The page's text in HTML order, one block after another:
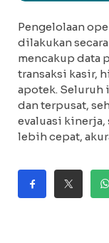
Pengelolaan
dilakukan
mencakup data
transaksi kasir,
apotek. Seluruh
dan terpusat,
evaluasi kinerja,
lebih cepat,